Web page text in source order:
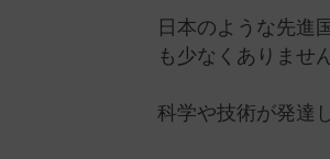
日本のような先進
も少なくありませ
科学や技術が発達